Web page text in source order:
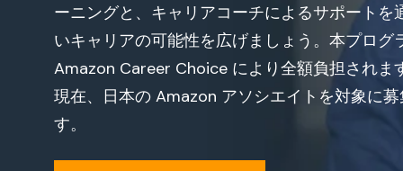
ーニングと、キャリアコーチによるサポートを
いキャリアの可能性を広げましょう。本プログ
Amazon Career Choice により全額負担されま
現在、日本の Amazon アソシエイトを対象に
す。